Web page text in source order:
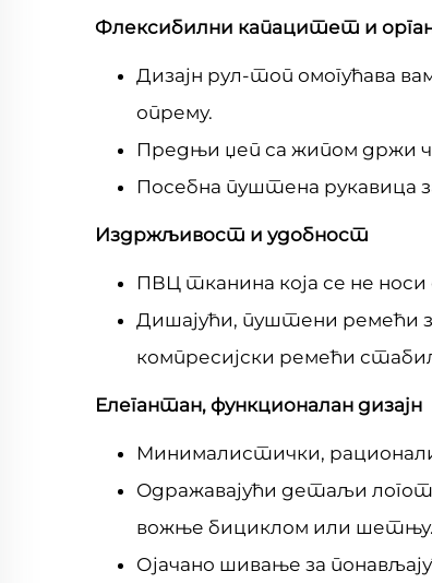
Флексибилни капацитет и
Дизајн рул-топ омогућава
опрему.
Предњи џеп са жипом држи
Посебна пуштена рукавица
Издржљивост и удобност
ПВЦ тканина која се не
Дишајући, пуштени ремећи
компресијски ремећи
Елегантан, функционалан дизајн
Минималистички,
Одражавајући детаљи
вожње бициклом или шетњу.
Ојачано шивање за